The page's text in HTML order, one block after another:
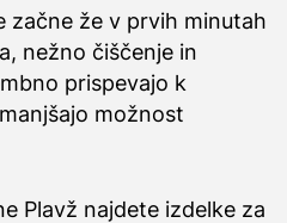
začne že v prvih minutah
nežno čiščenje in
prispevajo k
možnost
Plavž najdete izdelke za